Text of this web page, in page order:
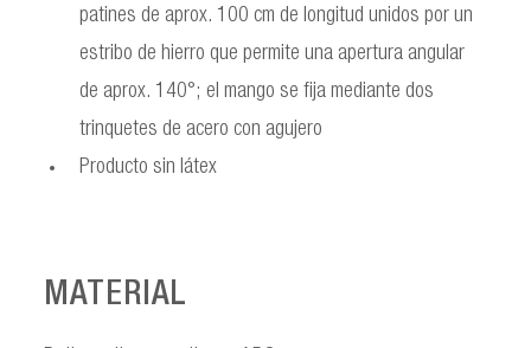
patines de aprox. 100 cm de longitud unidos por un
estribo de hierro que permite una apertura angular
de aprox. 140°; el mango se fija mediante dos
trinquetes de acero con agujero
Producto sin látex
MATERIAL